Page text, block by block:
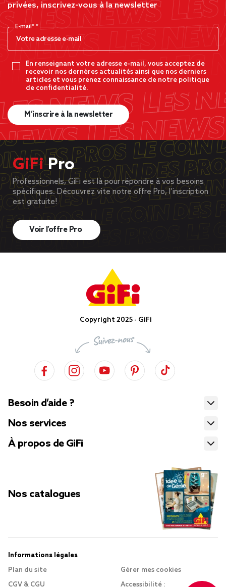
privées, inscrivez-vous à la newsletter
E-mail*
En renseignant votre adresse e-mail, vous acceptez de
recevoir nos dernères actualités ainsi que nos derniers
articles et vous prenez connaissance de notre politique
de confidentialité.
M’inscrire à la newsletter
GiFiPro
Professionnels, GiFi est là pour répondre à vos besoins
spécifiques. Découvrez vite notre offre Pro, l’inscription
est gratuite!
Voir l’offre Pro
Copyright 2025 - GiFi
Besoin d’aide ?
Nos services
À propos de GiFi
Nos catalogues
Informations légales
Plan du site
CGV & CGU
Gérer mes cookies
Accessibilité :